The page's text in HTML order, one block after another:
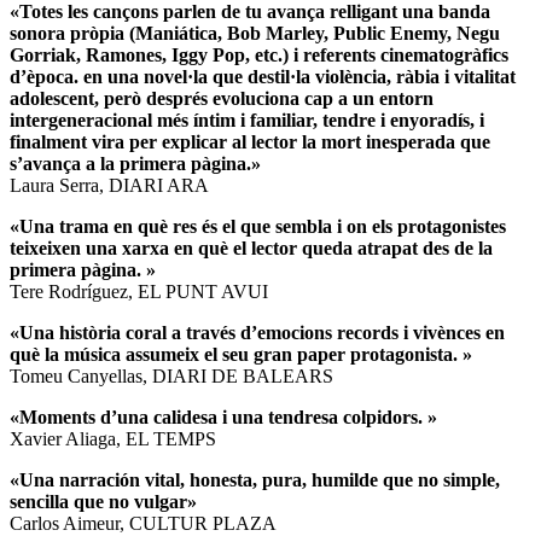
«Totes les cançons parlen de tu avança relligant una banda
sonora pròpia (Maniática, Bob Marley, Public Enemy, Negu
Gorriak, Ramones, Iggy Pop, etc.) i referents cinematogràfics
d’època. en una novel·la que destil·la violència, ràbia i vitalitat
adolescent, però després evoluciona cap a un entorn
intergeneracional més íntim i familiar, tendre i enyoradís, i
finalment vira per explicar al lector la mort inesperada que
s’avança a la primera pàgina.»
Laura Serra, DIARI ARA
«Una trama en què res és el que sembla i on els protagonistes
teixeixen una xarxa en què el lector queda atrapat des de la
primera pàgina. »
Tere Rodríguez, EL PUNT AVUI
«Una història coral a través d’emocions records i vivènces en
què la música assumeix el seu gran paper protagonista. »
Tomeu Canyellas, DIARI DE BALEARS
«Moments d’una calidesa i una tendresa colpidors. »
Xavier Aliaga, EL TEMPS
«Una narración vital, honesta, pura, humilde que no simple,
sencilla que no vulgar»
Carlos Aimeur, CULTUR PLAZA